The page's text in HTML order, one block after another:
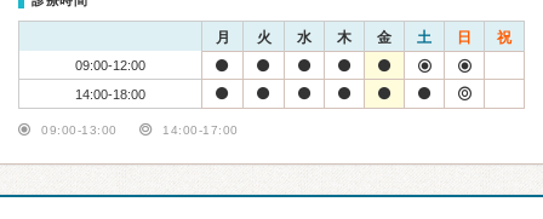
月 火 水 木 金 土 日 祝
09:00-12:00
14:00-18:00
09:00-13:00 14:00-17:00